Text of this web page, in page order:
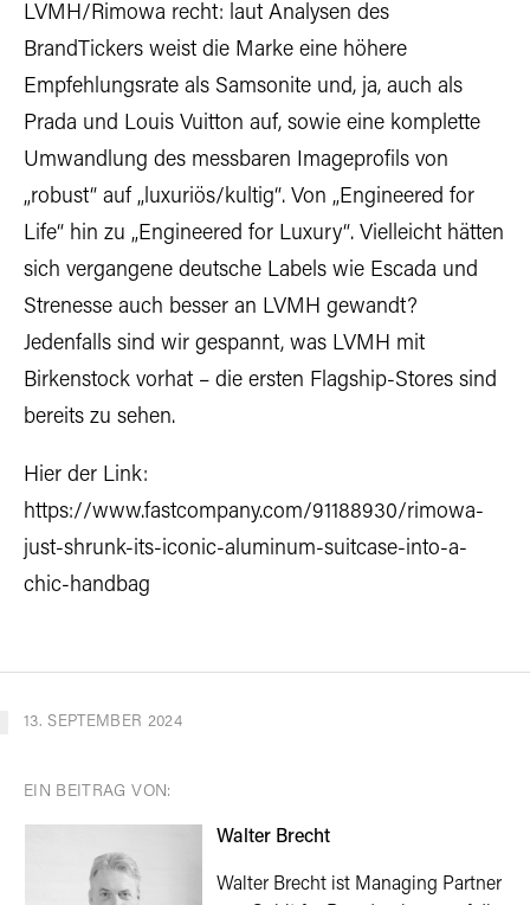
LVMH/Rimowa recht: laut Analysen des
BrandTickers weist die Marke eine höhere
Empfehlungsrate als Samsonite und, ja, auch als
Prada und Louis Vuitton auf, sowie eine komplette
Umwandlung des messbaren Imageprofils von
„robust“ auf „luxuriös/kultig“. Von „Engineered for
Life“ hin zu „Engineered for Luxury“. Vielleicht hätten
sich vergangene deutsche Labels wie Escada und
Strenesse auch besser an LVMH gewandt?
Jedenfalls sind wir gespannt, was LVMH mit
Birkenstock vorhat – die ersten Flagship-Stores sind
bereits zu sehen.
Hier der Link:
https://www.fastcompany.com/91188930/rimowa-
just-shrunk-its-iconic-aluminum-suitcase-into-a-
chic-handbag
13. SEPTEMBER 2024
EIN BEITRAG VON:
Walter Brecht
Walter Brecht ist Managing Partner